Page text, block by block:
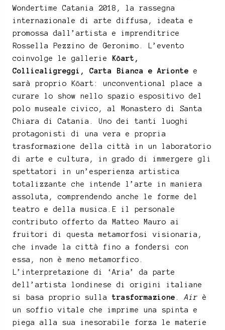
Wondertime Catania 2018, la rassegna
internazionale di arte diffusa, ideata e
promossa dall’artista e imprenditrice
Rossella Pezzino de Geronimo. L’evento
coinvolge le gallerie
Kōart,
Collicaligreggi, Carta Bianca e Arionte e
sarà proprio Kōart: unconventional place a
curare lo show nello spazio espositivo del
polo museale civico, al Monastero di Santa
Chiara di Catania. Uno dei tanti luoghi
protagonisti di una vera e propria
trasformazione della città in un laboratorio
di arte e cultura, in grado di immergere gli
spettatori in un’esperienza artistica
totalizzante che intende l’arte in maniera
assoluta, comprendendo anche le forme del
teatro e della musica.E il personale
contributo offerto da Matteo Mauro ai
fruitori di questa metamorfosi visionaria,
che invade la città fino a fondersi con
essa, non è meno metamorfico.
L’interpretazione di ‘Aria’ da parte
dell’artista londinese di origini italiane
si basa proprio sulla
trasformazione Air è
un soffio vitale che imprime una spinta e
piega alla sua inesorabile forza le materie